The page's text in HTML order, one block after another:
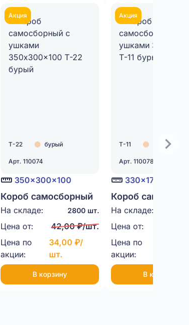
Акция
Т-22 бурый
Арт. 110074
350x300x100
Короб самосборный
с ушками
350x300x100 Т-22
На складе: 2800 шт.
Цена от:
42,00 ₽/шт.
Цена по
акции:
34,00 ₽/
шт.
В корзину
Акция
Т-11 бурый
Арт. 110078
330x170x90
Короб
с ушками
330x170x90 Т-11
На складе:
Цена от:
Цена по
акции:
В корзину